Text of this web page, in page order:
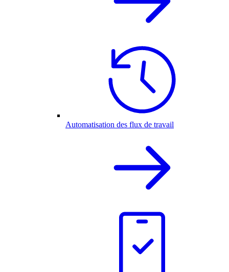
Automatisation des flux de travail